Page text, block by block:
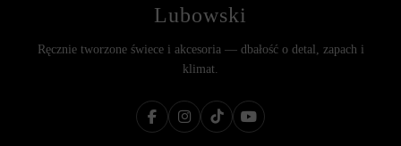
Lubowski
Ręcznie tworzone świece i akcesoria — dbałość o detal, zapach i
klimat.